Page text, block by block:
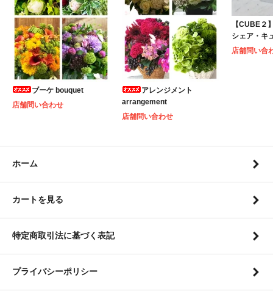
ブーケ bouquet
店舗問い合わせ
アレンジメント
arrangement
店舗問い合わせ
【CUBE２
シェア・キ
店舗問い合
ホーム
カートを見る
特定商取引法に基づく表記
プライバシーポリシー